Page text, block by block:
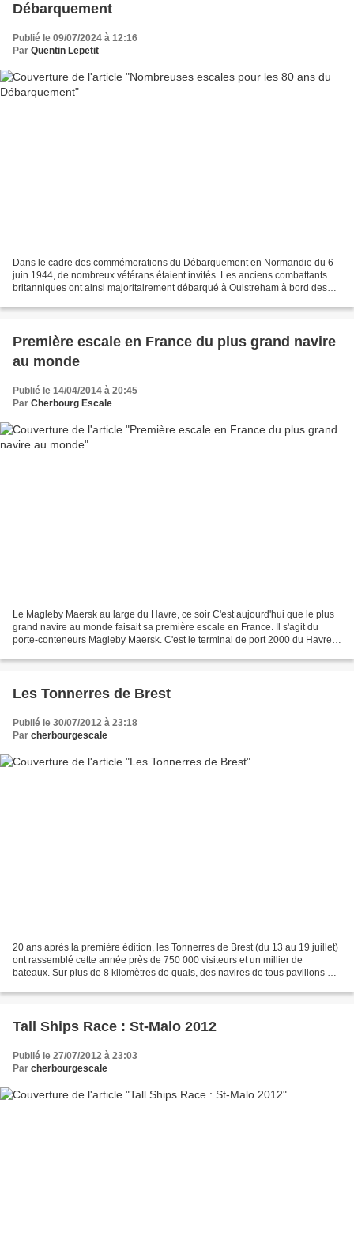
Débarquement
Publié le 09/07/2024 à 12:16
Par Quentin Lepetit
Dans le cadre des commémorations du Débarquement en Normandie du 6
juin 1944, de nombreux vétérans étaient invités. Les anciens combattants
britanniques ont ainsi majoritairement débarqué à Ouistreham à bord des
Première escale en France du plus grand navire
au monde
Publié le 14/04/2014 à 20:45
Par Cherbourg Escale
Le Magleby Maersk au large du Havre, ce soir C'est aujourd'hui que le plus
grand navire au monde faisait sa première escale en France. Il s'agit du
porte-conteneurs Magleby Maersk. C'est le terminal de port 2000 du Havre
Les Tonnerres de Brest
Publié le 30/07/2012 à 23:18
Par cherbourgescale
20 ans après la première édition, les Tonnerres de Brest (du 13 au 19 juillet)
ont rassemblé cette année près de 750 000 visiteurs et un millier de
bateaux. Sur plus de 8 kilomètres de quais, des navires de tous pavillons et
Tall Ships Race : St-Malo 2012
Publié le 27/07/2012 à 23:03
Par cherbourgescale